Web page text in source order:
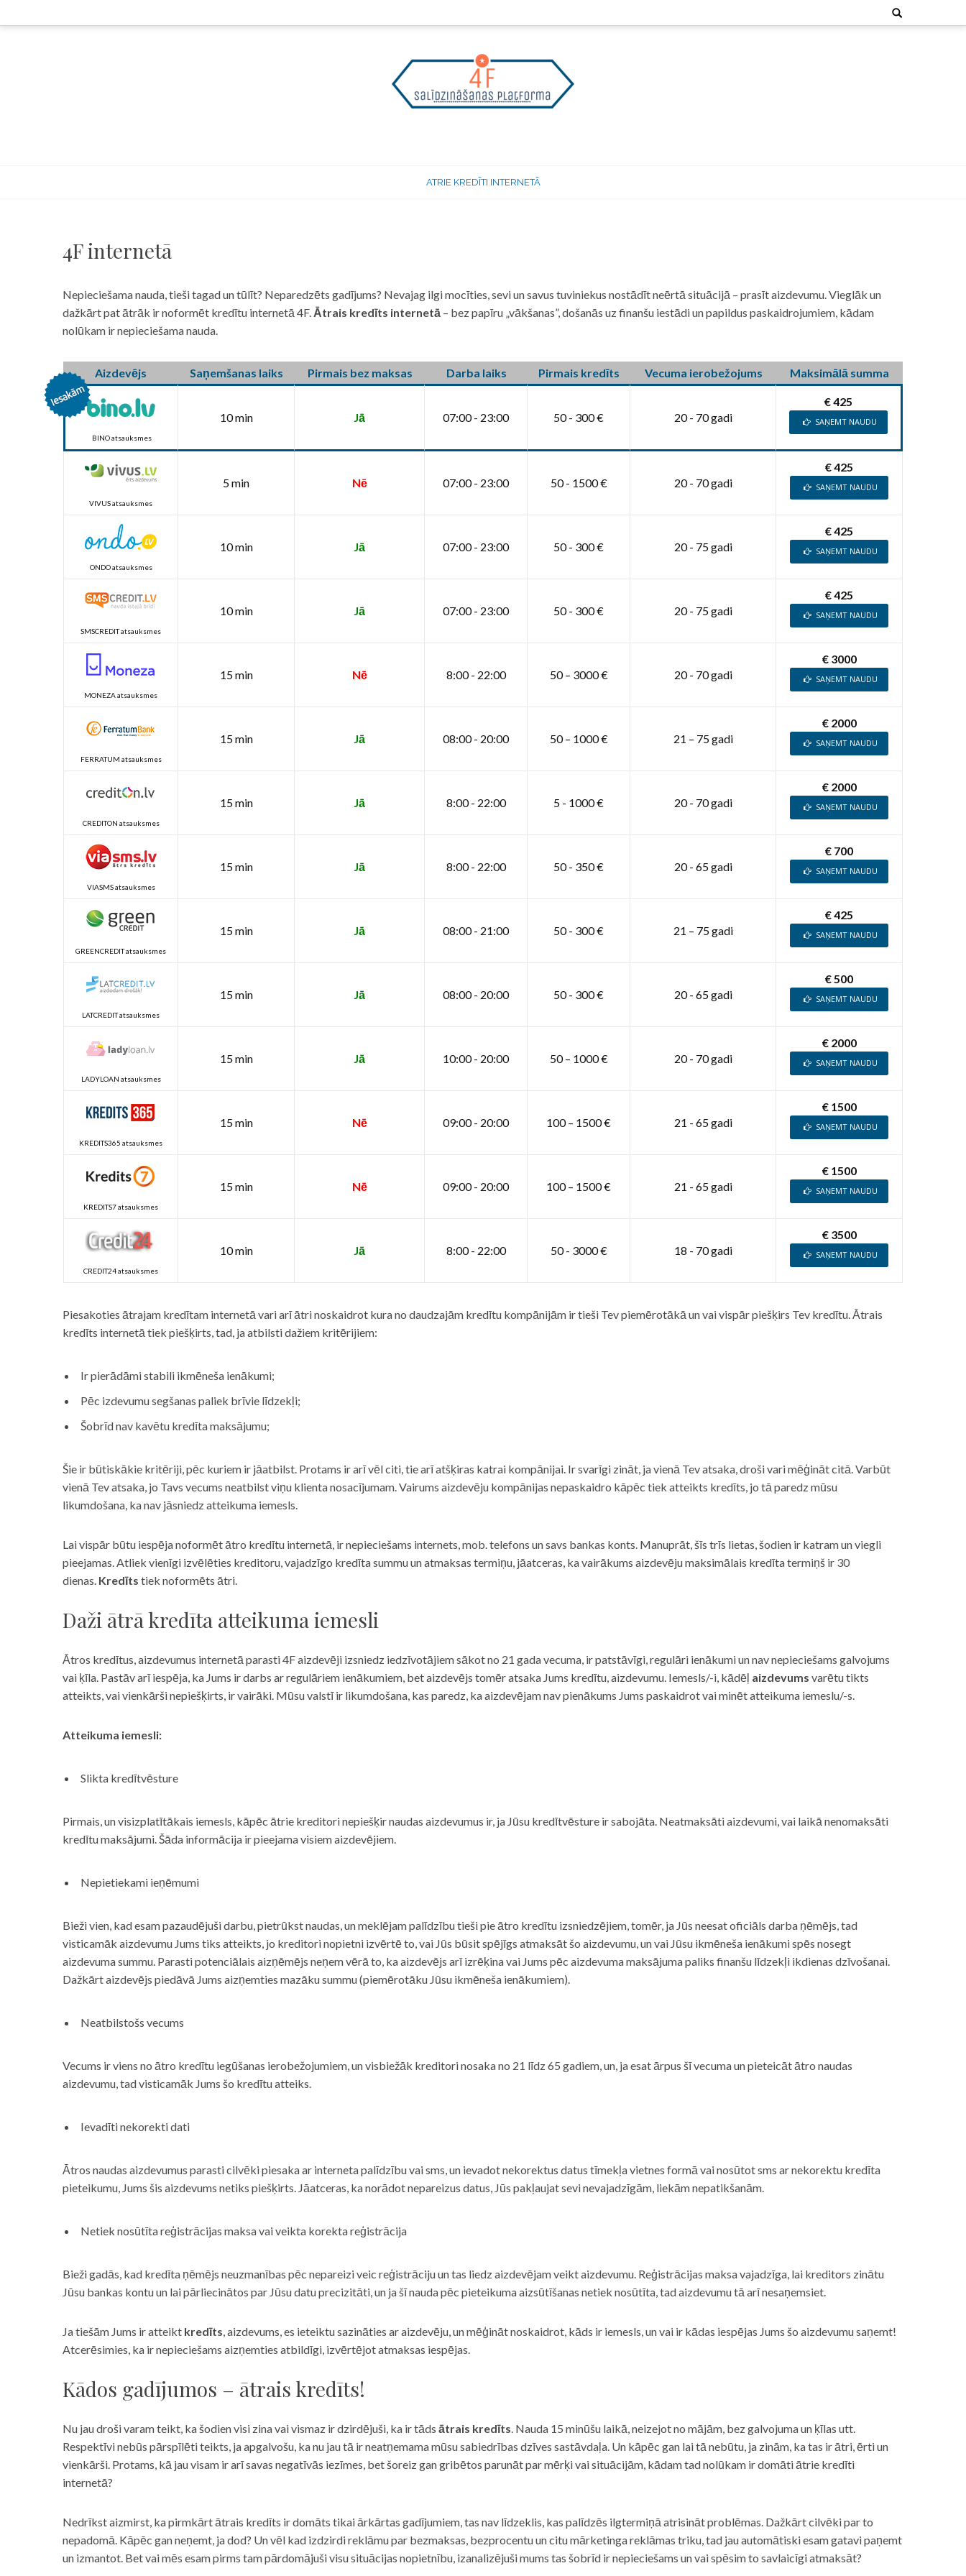
to
Search
for:
ATRIE KREDĪTI INTERNETĀ
4F internetā
Nepieciešama nauda, tieši tagad un tūlīt? Neparedzēts gadījums? Nevajag ilgi mocīties, sevi un savus tuviniekus nostādīt neērtā situācijā – prasīt aizdevumu. Vieglāk un
dažkārt pat ātrāk ir noformēt kredītu internetā 4F. Ātrais kredīts internetā – bez papīru „vākšanas”, došanās uz finanšu iestādi un papildus paskaidrojumiem, kādam
nolūkam ir nepieciešama nauda.
Aizdevējs Saņemšanas laiks Pirmais bez maksas Darba laiks Pirmais kredīts Vecuma ierobežojums Maksimālā summa
BINO atsauksmes
10 min Jā 07:00 - 23:00 50 - 300 € 20 - 70 gadi
€ 425
SAŅEMT NAUDU
VIVUS atsauksmes
5 min Nē 07:00 - 23:00 50 - 1500 € 20 - 70 gadi
€ 425
SAŅEMT NAUDU
ONDO atsauksmes
10 min Jā 07:00 - 23:00 50 - 300 € 20 - 75 gadi
€ 425
SAŅEMT NAUDU
SMSCREDIT atsauksmes
10 min Jā 07:00 - 23:00 50 - 300 € 20 - 75 gadi
€ 425
SAŅEMT NAUDU
MONEZA atsauksmes
15 min Nē 8:00 - 22:00 50 – 3000 € 20 - 70 gadi
€ 3000
SAŅEMT NAUDU
FERRATUM atsauksmes
15 min Jā 08:00 - 20:00 50 – 1000 € 21 – 75 gadi
€ 2000
SAŅEMT NAUDU
CREDITON atsauksmes
15 min Jā 8:00 - 22:00 5 - 1000 € 20 - 70 gadi
€ 2000
SAŅEMT NAUDU
VIASMS atsauksmes
15 min Jā 8:00 - 22:00 50 - 350 € 20 - 65 gadi
€ 700
SAŅEMT NAUDU
GREENCREDIT atsauksmes
15 min Jā 08:00 - 21:00 50 - 300 € 21 – 75 gadi
€ 425
SAŅEMT NAUDU
LATCREDIT atsauksmes
15 min Jā 08:00 - 20:00 50 - 300 € 20 - 65 gadi
€ 500
SAŅEMT NAUDU
LADYLOAN atsauksmes
15 min Jā 10:00 - 20:00 50 – 1000 € 20 - 70 gadi
€ 2000
SAŅEMT NAUDU
KREDITS365 atsauksmes
15 min Nē 09:00 - 20:00 100 – 1500 € 21 - 65 gadi
€ 1500
SAŅEMT NAUDU
KREDITS7 atsauksmes
15 min Nē 09:00 - 20:00 100 – 1500 € 21 - 65 gadi
€ 1500
SAŅEMT NAUDU
CREDIT24 atsauksmes
10 min Jā 8:00 - 22:00 50 - 3000 € 18 - 70 gadi
€ 3500
SAŅEMT NAUDU
Piesakoties ātrajam kredītam internetā vari arī ātri noskaidrot kura no daudzajām kredītu kompānijām ir tieši Tev piemērotākā un vai vispār piešķirs Tev kredītu. Ātrais
kredīts internetā tiek piešķirts, tad, ja atbilsti dažiem kritērijiem:
Ir pierādāmi stabili ikmēneša ienākumi;
Pēc izdevumu segšanas paliek brīvie līdzekļi;
Šobrīd nav kavētu kredīta maksājumu;
Šie ir būtiskākie kritēriji, pēc kuriem ir jāatbilst. Protams ir arī vēl citi, tie arī atšķiras katrai kompānijai. Ir svarīgi zināt, ja vienā Tev atsaka, droši vari mēģināt citā. Varbūt
vienā Tev atsaka, jo Tavs vecums neatbilst viņu klienta nosacījumam. Vairums aizdevēju kompānijas nepaskaidro kāpēc tiek atteikts kredīts, jo tā paredz mūsu
likumdošana, ka nav jāsniedz atteikuma iemesls.
Lai vispār būtu iespēja noformēt ātro kredītu internetā, ir nepieciešams internets, mob. telefons un savs bankas konts. Manuprāt, šīs trīs lietas, šodien ir katram un viegli
pieejamas. Atliek vienīgi izvēlēties kreditoru, vajadzīgo kredīta summu un atmaksas termiņu, jāatceras, ka vairākums aizdevēju maksimālais kredīta termiņš ir 30
dienas. Kredīts tiek noformēts ātri.
Daži ātrā kredīta atteikuma iemesli
Ātros kredītus, aizdevumus internetā parasti 4F aizdevēji izsniedz iedzīvotājiem sākot no 21 gada vecuma, ir patstāvīgi, regulāri ienākumi un nav nepieciešams galvojums
vai ķīla. Pastāv arī iespēja, ka Jums ir darbs ar regulāriem ienākumiem, bet aizdevējs tomēr atsaka Jums kredītu, aizdevumu. Iemesls/-i, kādēļ aizdevums varētu tikts
atteikts, vai vienkārši nepiešķirts, ir vairāki. Mūsu valstī ir likumdošana, kas paredz, ka aizdevējam nav pienākums Jums paskaidrot vai minēt atteikuma iemeslu/-s.
Atteikuma iemesli:
Slikta kredītvēsture
Pirmais, un visizplatītākais iemesls, kāpēc ātrie kreditori nepiešķir naudas aizdevumus ir, ja Jūsu kredītvēsture ir sabojāta. Neatmaksāti aizdevumi, vai laikā nenomaksāti
kredītu maksājumi. Šāda informācija ir pieejama visiem aizdevējiem.
Nepietiekami ieņēmumi
Bieži vien, kad esam pazaudējuši darbu, pietrūkst naudas, un meklējam palīdzību tieši pie ātro kredītu izsniedzējiem, tomēr, ja Jūs neesat oficiāls darba ņēmējs, tad
visticamāk aizdevumu Jums tiks atteikts, jo kreditori nopietni izvērtē to, vai Jūs būsit spējīgs atmaksāt šo aizdevumu, un vai Jūsu ikmēneša ienākumi spēs nosegt
aizdevuma summu. Parasti potenciālais aizņēmējs neņem vērā to, ka aizdevējs arī izrēķina vai Jums pēc aizdevuma maksājuma paliks finanšu līdzekļi ikdienas dzīvošanai.
Dažkārt aizdevējs piedāvā Jums aizņemties mazāku summu (piemērotāku Jūsu ikmēneša ienākumiem).
Neatbilstošs vecums
Vecums ir viens no ātro kredītu iegūšanas ierobežojumiem, un visbiežāk kreditori nosaka no 21 līdz 65 gadiem, un, ja esat ārpus šī vecuma un pieteicāt ātro naudas
aizdevumu, tad visticamāk Jums šo kredītu atteiks.
Ievadīti nekorekti dati
Ātros naudas aizdevumus parasti cilvēki piesaka ar interneta palīdzību vai sms, un ievadot nekorektus datus tīmekļa vietnes formā vai nosūtot sms ar nekorektu kredīta
pieteikumu, Jums šis aizdevums netiks piešķirts. Jāatceras, ka norādot nepareizus datus, Jūs pakļaujat sevi nevajadzīgām, liekām nepatikšanām.
Netiek nosūtīta reģistrācijas maksa vai veikta korekta reģistrācija
Bieži gadās, kad kredīta ņēmējs neuzmanības pēc nepareizi veic reģistrāciju un tas liedz aizdevējam veikt aizdevumu. Reģistrācijas maksa vajadzīga, lai kreditors zinātu
Jūsu bankas kontu un lai pārliecinātos par Jūsu datu precizitāti, un ja šī nauda pēc pieteikuma aizsūtīšanas netiek nosūtīta, tad aizdevumu tā arī nesaņemsiet.
Ja tiešām Jums ir atteikt kredīts, aizdevums, es ieteiktu sazināties ar aizdevēju, un mēģināt noskaidrot, kāds ir iemesls, un vai ir kādas iespējas Jums šo aizdevumu saņemt!
Atcerēsimies, ka ir nepieciešams aizņemties atbildīgi, izvērtējot atmaksas iespējas.
Kādos gadījumos – ātrais kredīts!
Nu jau droši varam teikt, ka šodien visi zina vai vismaz ir dzirdējuši, ka ir tāds ātrais kredīts. Nauda 15 minūšu laikā, neizejot no mājām, bez galvojuma un ķīlas utt.
Respektīvi nebūs pārspīlēti teikts, ja apgalvošu, ka nu jau tā ir neatņemama mūsu sabiedrības dzīves sastāvdaļa. Un kāpēc gan lai tā nebūtu, ja zinām, ka tas ir ātri, ērti un
vienkārši. Protams, kā jau visam ir arī savas negatīvās iezīmes, bet šoreiz gan gribētos parunāt par mērķi vai situācijām, kādam tad nolūkam ir domāti ātrie kredīti
internetā?
Nedrīkst aizmirst, ka pirmkārt ātrais kredīts ir domāts tikai ārkārtas gadījumiem, tas nav līdzeklis, kas palīdzēs ilgtermiņā atrisināt problēmas. Dažkārt cilvēki par to
nepadomā. Kāpēc gan neņemt, ja dod? Un vēl kad izdzirdi reklāmu par bezmaksas, bezprocentu un citu mārketinga reklāmas triku, tad jau automātiski esam gatavi paņemt
un izmantot. Bet vai mēs esam pirms tam pārdomājuši visu situācijas nopietnību, izanalizējuši mums tas šobrīd ir nepieciešams un vai spēsim to savlaicīgi atmaksāt?